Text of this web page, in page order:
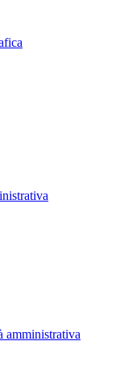
amministrativa